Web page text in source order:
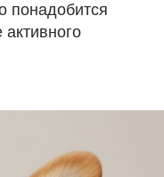
понадобится